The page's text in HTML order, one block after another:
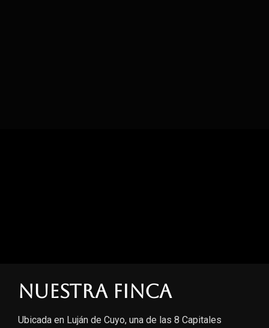
Nuestra finca
Ubicada en Luján de Cuyo, una de las 8 Capitales